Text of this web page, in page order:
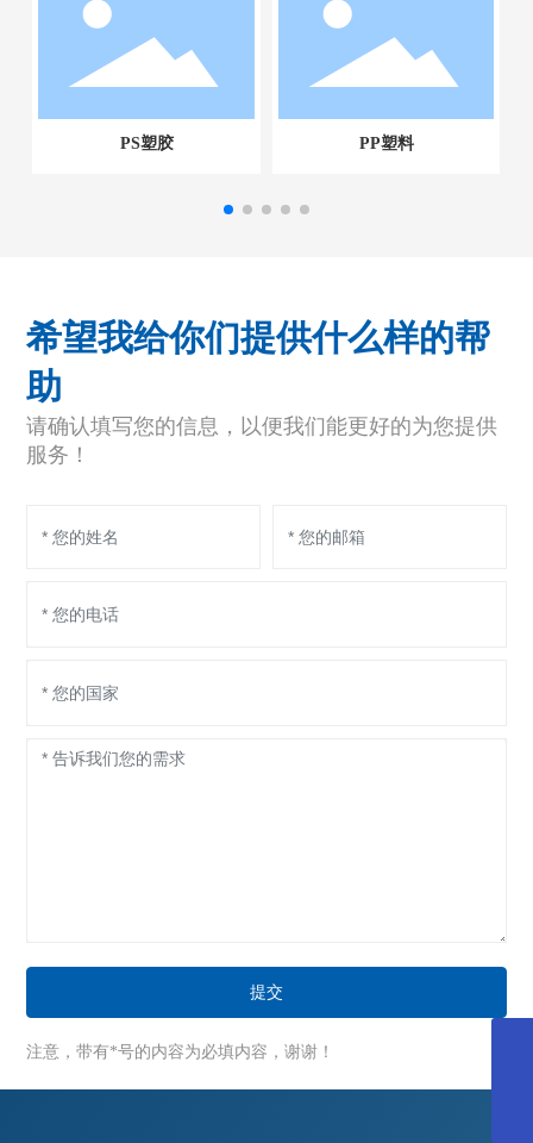
PS塑胶 PP塑料
希望我给你们提供什么样的帮
助
请确认填写您的信息，以便我们能更好的为您提供
服务！
提交
注意，带有*号的内容为必填内容，谢谢！
yulei2024@163.com